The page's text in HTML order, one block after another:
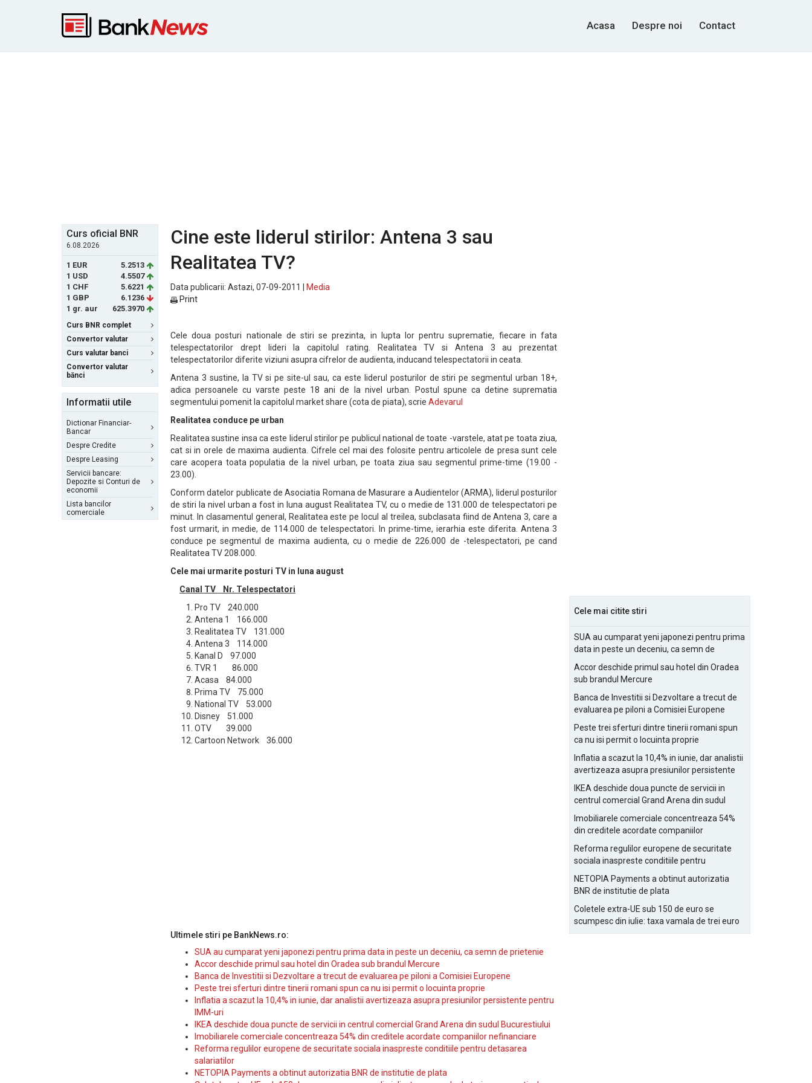
Acasa Despre noi Contact
Curs oficial BNR
6.08.2026
1 EUR
5.2513
1 USD
4.5507
1 CHF
5.6221
1 GBP
6.1236
1 gr. aur
625.3970
Curs BNR complet
Convertor valutar
Curs valutar banci
Convertor valutar
bănci
Informatii utile
Dictionar Financiar-
Bancar
Despre Credite
Despre Leasing
Servicii bancare:
Depozite si Conturi de
economii
Lista bancilor
comerciale
Cine este liderul stirilor: Antena 3 sau
Realitatea TV?
Data publicarii: Astazi, 07-09-2011 |
Media
Print
Cele doua posturi nationale de stiri se prezinta, in lupta lor pentru suprematie, fiecare in fata
telespectatorilor drept lideri la capitolul rating. Realitatea TV si Antena 3 au prezentat
telespectatorilor diferite viziuni asupra cifrelor de audienta, inducand telespectatorii in ceata.
Antena 3 sustine, la TV si pe site-ul sau, ca este liderul posturilor de stiri pe segmentul urban 18+,
adica persoanele cu varste peste 18 ani de la nivel urban. Postul spune ca detine suprematia
segmentului pomenit la capitolul market share (cota de piata), scrie Adevarul
Realitatea conduce pe urban
Realitatea sustine insa ca este liderul stirilor pe publicul national de toate -varstele, atat pe toata ziua,
cat si in orele de maxima audienta. Cifrele cel mai des folosite pentru articolele de presa sunt cele
care acopera toata populatia de la nivel urban, pe toata ziua sau segmentul prime-time (19.00 -
23.00).
Conform datelor publicate de Asociatia Romana de Masurare a Audientelor (ARMA), liderul posturilor
de stiri la nivel urban a fost in luna august Realitatea TV, cu o medie de 131.000 de telespectatori pe
minut. In clasamentul general, Realitatea este pe locul al treilea, subclasata fiind de Antena 3, care a
fost urmarit, in medie, de 114.000 de telespectatori. In prime-time, ierarhia este diferita. Antena 3
conduce pe segmentul de maxima audienta, cu o medie de 226.000 de -telespectatori, pe cand
Realitatea TV 208.000.
Cele mai urmarite posturi TV in luna august
Canal TV Nr. Telespectatori
Pro TV 240.000
Antena 1 166.000
Realitatea TV 131.000
Antena 3 114.000
Kanal D 97.000
TVR 1 86.000
Acasa 84.000
Prima TV 75.000
National TV 53.000
Disney 51.000
OTV 39.000
Cartoon Network 36.000
Ultimele stiri pe BankNews.ro:
SUA au cumparat yeni japonezi pentru prima data in peste un deceniu, ca semn de prietenie
Accor deschide primul sau hotel din Oradea sub brandul Mercure
Banca de Investitii si Dezvoltare a trecut de evaluarea pe piloni a Comisiei Europene
Peste trei sferturi dintre tinerii romani spun ca nu isi permit o locuinta proprie
Inflatia a scazut la 10,4% in iunie, dar analistii avertizeaza asupra presiunilor persistente pentru
IMM-uri
IKEA deschide doua puncte de servicii in centrul comercial Grand Arena din sudul Bucurestiului
Imobiliarele comerciale concentreaza 54% din creditele acordate companiilor nefinanciare
Reforma regulilor europene de securitate sociala inaspreste conditiile pentru detasarea
salariatilor
NETOPIA Payments a obtinut autorizatia BNR de institutie de plata
Cele mai citite stiri
SUA au cumparat yeni japonezi pentru prima
data in peste un deceniu, ca semn de
Accor deschide primul sau hotel din Oradea
sub brandul Mercure
Banca de Investitii si Dezvoltare a trecut de
evaluarea pe piloni a Comisiei Europene
Peste trei sferturi dintre tinerii romani spun
ca nu isi permit o locuinta proprie
Inflatia a scazut la 10,4% in iunie, dar analistii
avertizeaza asupra presiunilor persistente
IKEA deschide doua puncte de servicii in
centrul comercial Grand Arena din sudul
Imobiliarele comerciale concentreaza 54%
din creditele acordate companiilor
Reforma regulilor europene de securitate
sociala inaspreste conditiile pentru
NETOPIA Payments a obtinut autorizatia
BNR de institutie de plata
Coletele extra-UE sub 150 de euro se
scumpesc din iulie: taxa vamala de trei euro
pe articol, adaugata la taxa logistica